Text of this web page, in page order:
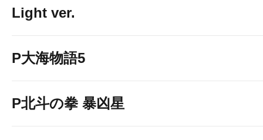
Light ver.
P大海物語5
P北斗の拳 暴凶星